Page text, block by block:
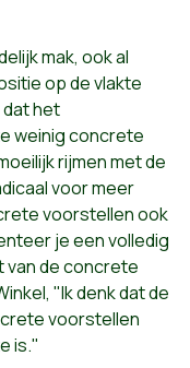
mak, ook al
op de vlakte
het
weinig concrete
rijmen met de
voor meer
voorstellen ook
je een volledig
van de concrete
"Ik denk dat de
voorstellen
is."